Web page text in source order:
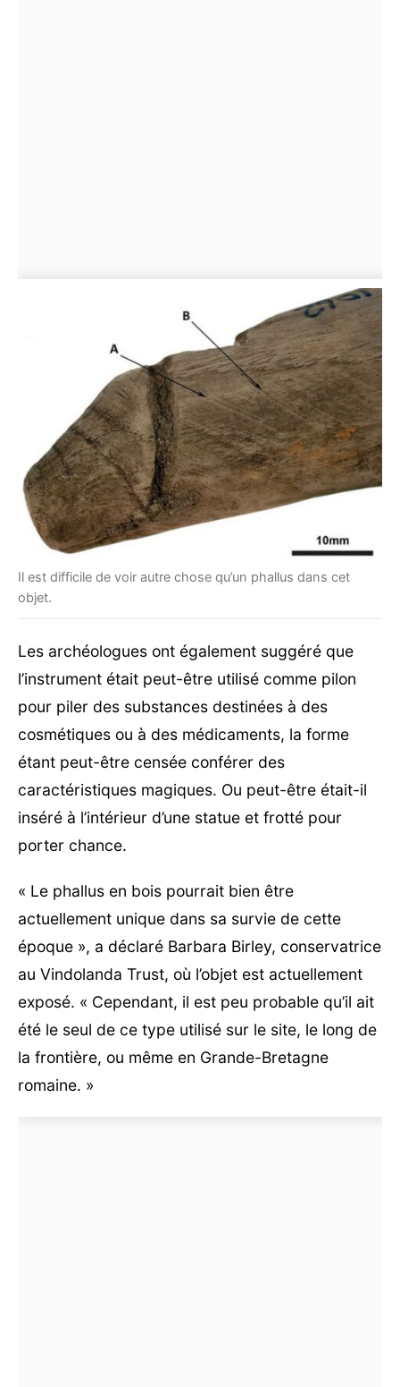
Il est difficile de voir autre chose qu’un phallus dans cet
objet.
Les archéologues ont également suggéré que
l’instrument était peut-être utilisé comme pilon
pour piler des substances destinées à des
cosmétiques ou à des médicaments, la forme
étant peut-être censée conférer des
caractéristiques magiques. Ou peut-être était-il
inséré à l’intérieur d’une statue et frotté pour
porter chance.
« Le phallus en bois pourrait bien être
actuellement unique dans sa survie de cette
époque », a déclaré Barbara Birley, conservatrice
au Vindolanda Trust, où l’objet est actuellement
exposé. « Cependant, il est peu probable qu’il ait
été le seul de ce type utilisé sur le site, le long de
la frontière, ou même en Grande-Bretagne
romaine. »